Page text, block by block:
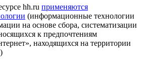
hh.ru применяются
(информационные технологии
на основе сбора, систематизации
к предпочтениям
находящихся на территории